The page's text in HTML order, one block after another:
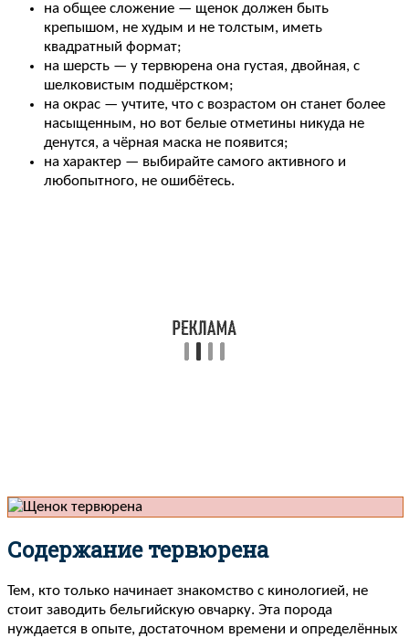
на общее сложение — щенок должен быть
крепышом, не худым и не толстым, иметь
квадратный формат;
на шерсть — у тервюрена она густая, двойная, с
шелковистым подшёрстком;
на окрас — учтите, что с возрастом он станет более
насыщенным, но вот белые отметины никуда не
денутся, а чёрная маска не появится;
на характер — выбирайте самого активного и
любопытного, не ошибётесь.
Содержание тервюрена
Тем, кто только начинает знакомство с кинологией, не
стоит заводить бельгийскую овчарку. Эта порода
нуждается в опыте, достаточном времени и определённых